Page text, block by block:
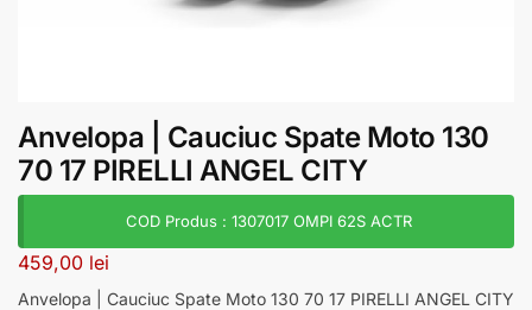
Anvelopa | Cauciuc Spate Moto 130
70 17 PIRELLI ANGEL CITY
COD Produs : 1307017 OMPI 62S ACTR
459,00 lei
Anvelopa | Cauciuc Spate Moto 130 70 17 PIRELLI ANGEL CITY